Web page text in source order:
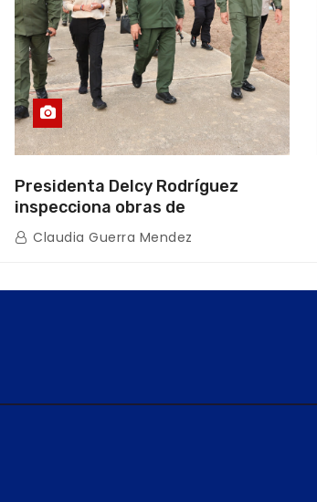
Presidenta Delcy Rodríguez
inspecciona obras de
restauración en Escuela Naval
tras afectaciones sísmicas en La
Claudia Guerra Mendez